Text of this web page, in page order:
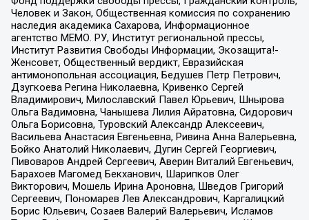
Человек и Закон, Общественная комиссия по сохранению
наследия академика Сахарова, Информационное
агентство МЕМО. РУ, Институт региональной прессы,
Институт Развития Свободы Информации, Экозащита!-
Женсовет, Общественный вердикт, Евразийская
антимонопольная ассоциация, Бедушев Петр Петрович,
Дзугкоева Регина Николаевна, Кривенко Сергей
Владимирович, Милославский Павел Юрьевич, Шнырова
Ольга Вадимовна, Чанышева Лилия Айратовна, Сидорович
Ольга Борисовна, Туровский Александр Алексеевич,
Васильева Анастасия Евгеньевна, Ривина Анна Валерьевна,
Бойко Анатолий Николаевич, Дугин Сергей Георгиевич,
Пивоваров Андрей Сергеевич, Аверин Виталий Евгеньевич,
Барахоев Магомед Бекханович, Шарипков Олег
Викторович, Мошель Ирина Ароновна, Шведов Григорий
Сергеевич, Пономарев Лев Александрович, Каргалицкий
Борис Юльевич, Созаев Валерий Валерьевич, Исламов